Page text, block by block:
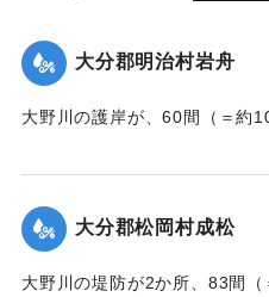
大分郡明治村岩舟
大野川の護岸が、60間（＝約
｜固有コード:
大分郡松岡村成松
大野川の堤防が2か所、83間